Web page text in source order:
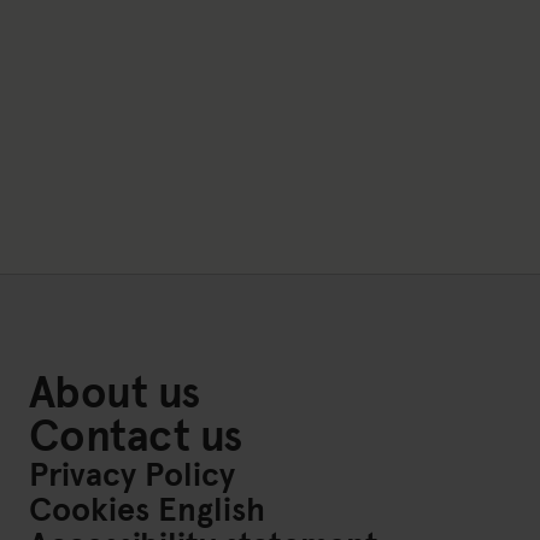
About us
Contact us
Privacy Policy
Cookies English